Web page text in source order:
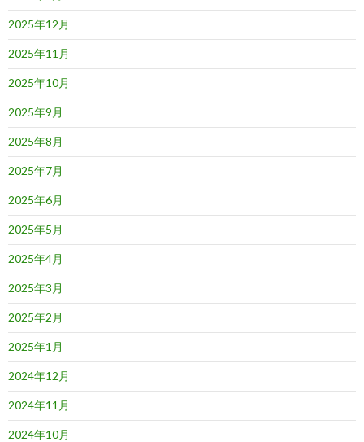
2025年12月
2025年11月
2025年10月
2025年9月
2025年8月
2025年7月
2025年6月
2025年5月
2025年4月
2025年3月
2025年2月
2025年1月
2024年12月
2024年11月
2024年10月